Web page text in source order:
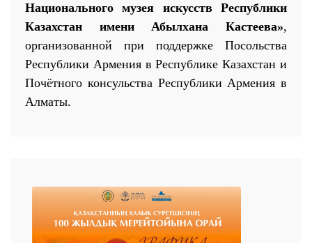
Национального музея искусств Республики
Казахстан имени Абылхана Кастеева»,
организованной при поддержке Посольства
Республики Армения в Республике Казахстан и
Почётного консульства Республики Армения в
Алматы.